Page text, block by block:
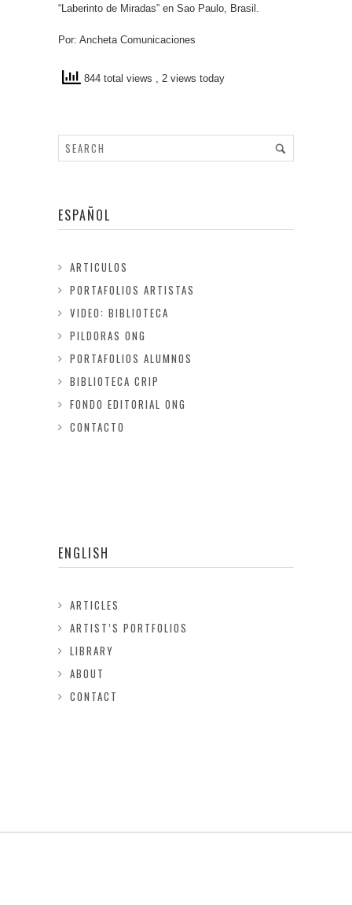
“Laberinto de Miradas” en Sao Paulo, Brasil.
Por: Ancheta Comunicaciones
844 total views , 2 views today
ESPAÑOL
ARTICULOS
PORTAFOLIOS ARTISTAS
VIDEO: BIBLIOTECA
PILDORAS ONG
PORTAFOLIOS ALUMNOS
BIBLIOTECA CRIP
FONDO EDITORIAL ONG
CONTACTO
ENGLISH
ARTICLES
ARTIST’S PORTFOLIOS
LIBRARY
ABOUT
CONTACT